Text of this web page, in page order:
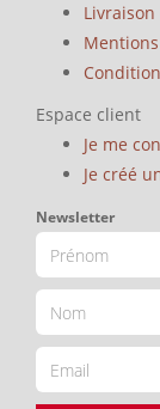
Espace client
Je me
Je créé
Newsletter